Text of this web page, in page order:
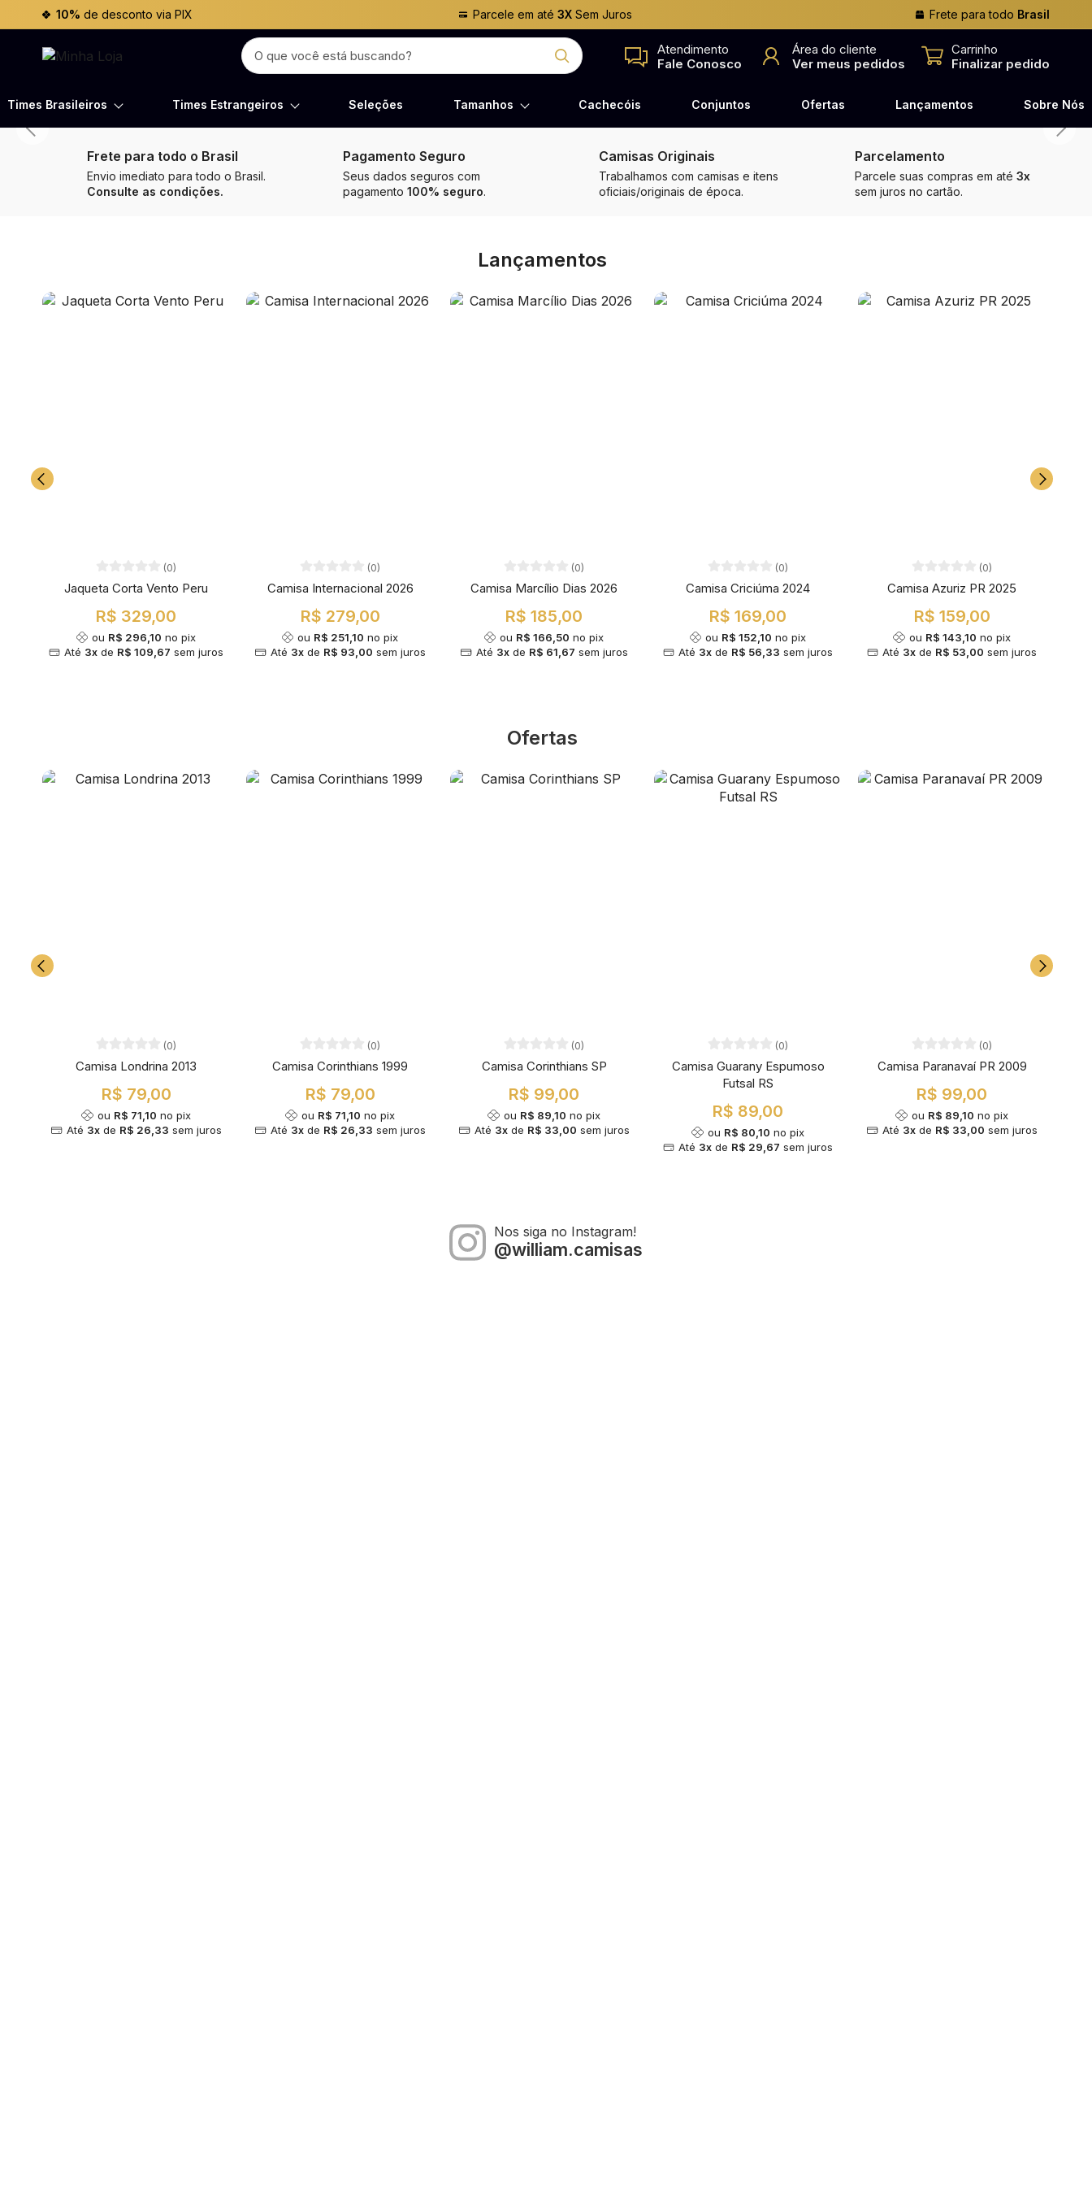
10% de desconto via PIX Parcele em até3X Sem Juros Frete para todo Brasil
Atendimento
Fale Conosco
Área do cliente
Ver meus pedidos
Carrinho
Finalizar pedido
Times Brasileiros Times Estrangeiros Seleções Tamanhos Cachecóis Conjuntos Ofertas Lançamentos Sobre Nós
Frete para todo o Brasil
Envio imediato para todo o Brasil.
Consulte as condições.
Pagamento Seguro
Seus dados seguros com
pagamento 100% seguro.
Camisas Originais
Trabalhamos com camisas e itens
oficiais/originais de época.
Parcelamento
Parcele suas compras em até 3x
sem juros no cartão.
Lançamentos
(0)
Jaqueta Corta Vento Peru
R$ 329,00
ou R$ 296,10 no pix
Até 3x de R$ 109,67 sem juros
(0)
Camisa Internacional 2026
R$ 279,00
ou R$ 251,10 no pix
Até 3xde R$ 93,00 sem juros
(0)
Camisa Marcílio Dias 2026
R$ 185,00
ou R$ 166,50 no pix
Até 3xde R$ 61,67 sem juros
(0)
Camisa Criciúma 2024
R$ 169,00
ou R$ 152,10 no pix
Até 3x de R$ 56,33 sem juros
(0)
Camisa Azuriz PR 2025
R$ 159,00
ou R$ 143,10 no pix
Até 3x de R$ 53,00 sem juros
Ofertas
(0)
Camisa Londrina 2013
R$ 79,00
ou R$ 71,10 no pix
Até 3xde R$ 26,33 sem juros
(0)
Camisa Corinthians 1999
R$ 79,00
ou R$ 71,10 no pix
Até 3xde R$ 26,33 sem juros
(0)
Camisa Corinthians SP
R$ 99,00
ou R$ 89,10 no pix
Até 3xde R$ 33,00 sem juros
(0)
Camisa Guarany Espumoso
Futsal RS
R$ 89,00
ou R$ 80,10 no pix
Até 3x de R$ 29,67 sem juros
(0)
Camisa Paranavaí PR 2009
R$ 99,00
ou R$ 89,10 no pix
Até 3xde R$ 33,00 sem juros
Nos siga no Instagram!
@william.camisas